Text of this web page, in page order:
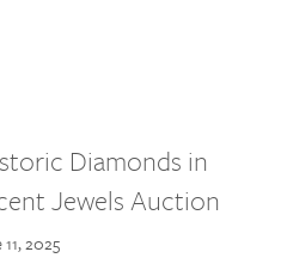
Diamonds in
Jewels Auction
2025